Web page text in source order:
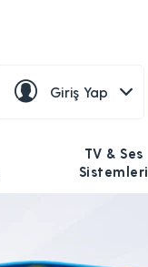
Giriş Yap
TV & Ses
Sistemleri